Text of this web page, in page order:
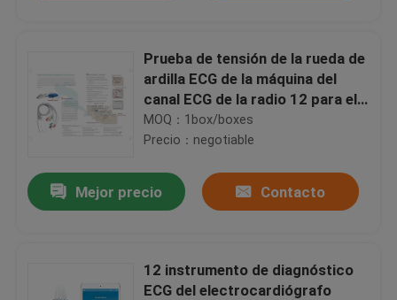
Prueba de tensión de la rueda de
ardilla ECG de la máquina del
canal ECG de la radio 12 para el
hospital
MOQ：1box/boxes
Precio：negotiable
Mejor precio Contacto
12 instrumento de diagnóstico
ECG del electrocardiógrafo